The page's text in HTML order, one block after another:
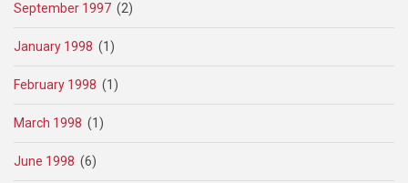
September 1997 (2)
January 1998 (1)
February 1998 (1)
March 1998 (1)
June 1998 (6)